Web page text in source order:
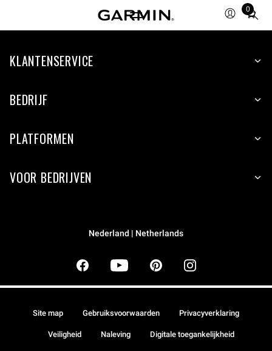
0
Total
items
cart:
KLANTENSERVICE
BEDRIJF
PLATFORMEN
VOOR BEDRIJVEN
Nederland | Netherlands
Site map Gebruiksvoorwaarden Privacyverklaring
Veiligheid Naleving Digitale toegankelijkheid